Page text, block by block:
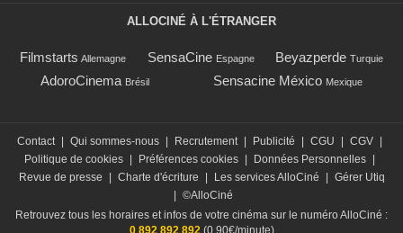
ALLOCINÉ À L'ÉTRANGER
Filmstarts Allemagne SensaCine Espagne Beyazperde Turquie
AdoroCinema Brésil Sensacine México Mexique
Contact Qui sommes-nous Recrutement Publicité CGU CGV
Politique de cookies
Préférences cookies Données Personnelles
Revue de presse
Charte d'écriture Les services AlloCiné
Gérer Utiq
©AlloCiné
Retrouvez tous les horaires et infos de votre cinéma sur le numéro AlloCiné :